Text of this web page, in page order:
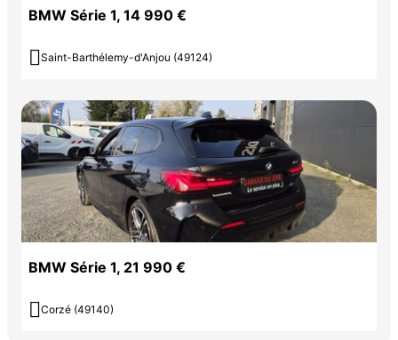
BMW Série 1, 14 990 €
 Saint-Barthélemy-d'Anjou (49124)
BMW Série 1, 21 990 €
 Corzé (49140)